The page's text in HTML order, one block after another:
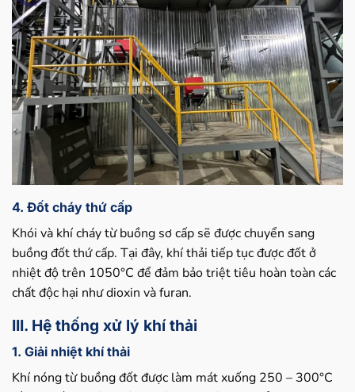
4. Đốt cháy thứ cấp
Khói và khí cháy từ buồng sơ cấp sẽ được chuyển sang
buồng đốt thứ cấp. Tại đây, khí thải tiếp tục được đốt ở
nhiệt độ trên 1050°C để đảm bảo triệt tiêu hoàn toàn các
chất độc hại như dioxin và furan.
III. Hệ thống xử lý khí thải
1. Giải nhiệt khí thải
Khí nóng từ buồng đốt được làm mát xuống 250 – 300°C